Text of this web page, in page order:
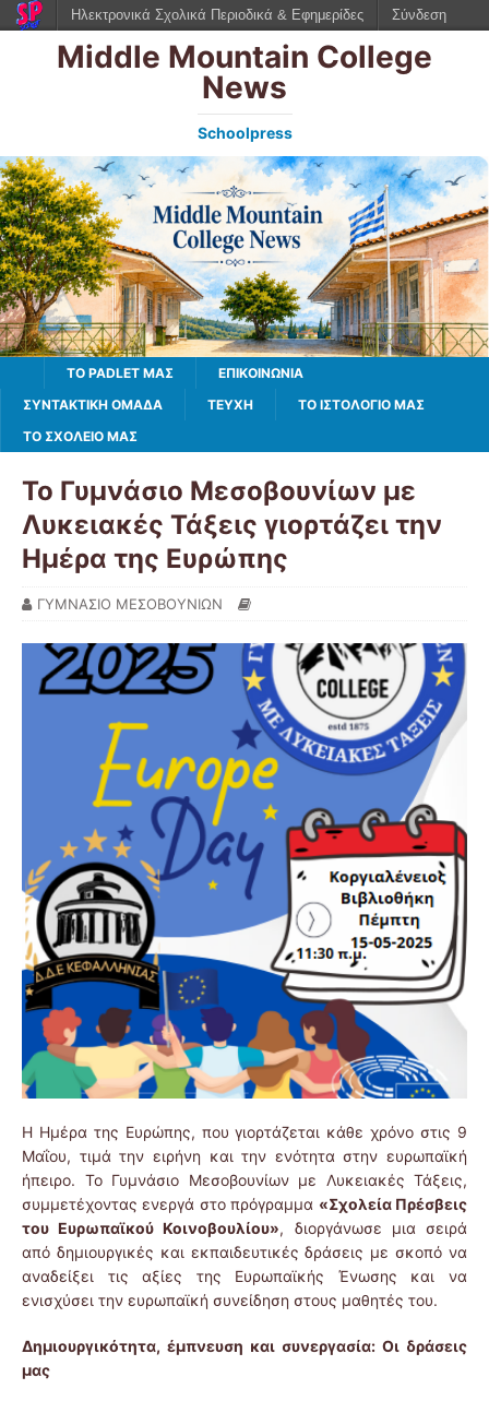
Middle Mountain College
News
Schoolpress
TO PADLET ΜΑΣ
ΕΠΙΚΟΙΝΩΝΙΑ
ΣΥΝΤΑΚΤΙΚΗ ΟΜΑΔΑ
ΤΕΥΧΗ
ΤΟ ΙΣΤΟΛΌΓΙΌ ΜΑΣ
ΤΟ ΣΧΟΛΕΙΟ ΜΑΣ
Το Γυμνάσιο Μεσοβουνίων με
Λυκειακές Τάξεις γιορτάζει την
Ημέρα της Ευρώπης
ΓΥΜΝΑΣΙΟ ΜΕΣΟΒΟΥΝΙΩΝ
Η Ημέρα της Ευρώπης, που γιορτάζεται κάθε χρόνο στις 9
Μαΐου, τιμά την ειρήνη και την ενότητα στην ευρωπαϊκή
ήπειρο. Το Γυμνάσιο Μεσοβουνίων με Λυκειακές Τάξεις,
συμμετέχοντας ενεργά στο πρόγραμμα «Σχολεία Πρέσβεις
του Ευρωπαϊκού Κοινοβουλίου», διοργάνωσε μια σειρά
από δημιουργικές και εκπαιδευτικές δράσεις με σκοπό να
αναδείξει τις αξίες της Ευρωπαϊκής Ένωσης και να
ενισχύσει την ευρωπαϊκή συνείδηση στους μαθητές του.
Δημιουργικότητα, έμπνευση και συνεργασία: Οι δράσεις
μας
Ηλεκτρονικά Σχολικά Περιοδικά & Εφημερίδες Σύνδεση